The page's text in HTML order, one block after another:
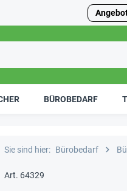
BÜROBEDARF
Sie sind hier: Bürobedarf
Art. 64329